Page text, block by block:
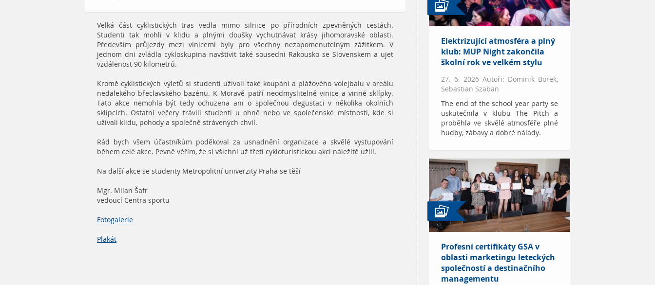
Velká část cyklistických tras vedla mimo silnice po přírodních zpevněných cestách.
Studenti tak mohli v klidu a plnými doušky vychutnávat krásy jihomoravské oblasti.
Především průjezdy mezi vinicemi byly pro všechny nezapomenutelným zážitkem. V
jednom dni zvládla cykloskupina navštívit také sousední Rakousko se Slovenskem a ujet
vzdálenost 90 kilometrů.
Kromě cyklistických výletů si studenti užívali také koupání a plážového volejbalu v areálu
nedalekého břeclavského bazénu. K Moravě patří neodmyslitelně vinice a vinné sklípky.
Tato akce nemohla být tedy ochuzena ani o společnou degustaci v několika okolních
sklípcích. Ostatní večery trávili studenti u ohně nebo ve společenské místnosti, kde si
užívali klidu, pohody a společně strávených chvil.
Rád bych všem účastníkům poděkoval za usnadnění organizace a skvělé vystupování
během celé akce. Pevně věřím, že si všichni už třetí cykloturistickou akci náležitě užili.
Na další akce se studenty Metropolitní univerzity Praha se těší
Mgr. Milan Šafr
vedoucí Centra sportu
Fotogalerie
Plakát
Elektrizující atmosféra a plný
klub: MUP Night zakončila
školní rok ve velkém stylu
27. 6. 2026 Autoři: Dominik Borek,
Sebastian Szaban
The end of the school year party se
uskutečnila v klubu The Pitch a
proběhla ve skvělé atmosféře plné
hudby, zábavy a dobré nálady.
Profesní certifikáty GSA v
oblasti marketingu leteckých
společností a destinačního
managementu